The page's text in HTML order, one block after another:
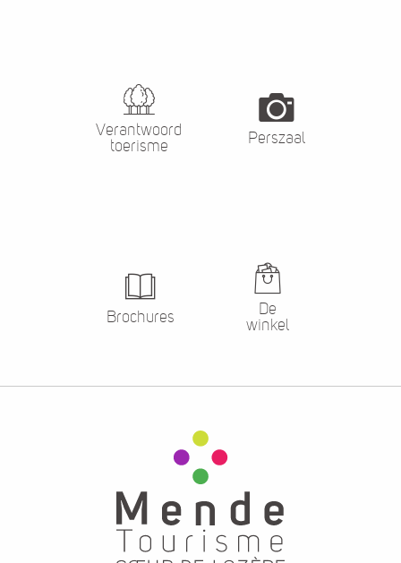
Verantwoord
toerisme
Perszaal
Brochures
De
winkel